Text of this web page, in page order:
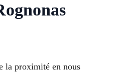
la proximité en nous